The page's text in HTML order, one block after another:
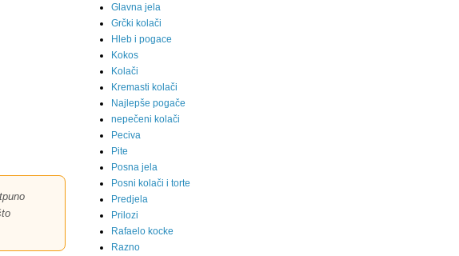
Glavna jela
Grčki kolači
Hleb i pogace
Kokos
Kolači
Kremasti kolači
Najlepše pogače
nepečeni kolači
Peciva
Pite
Posna jela
Posni kolači i torte
Predjela
Prilozi
Rafaelo kocke
Razno